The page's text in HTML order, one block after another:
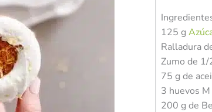
125 g
Ralladura
Zumo de
75 g de
3 huevos M
200 g de